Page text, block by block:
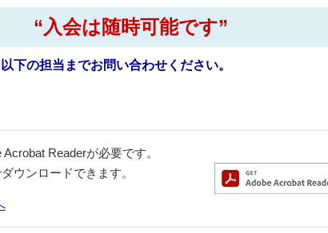
“入会は随時可能です”
の担当までお問い合わせください。
Readerが必要です。
ウンロードできます。